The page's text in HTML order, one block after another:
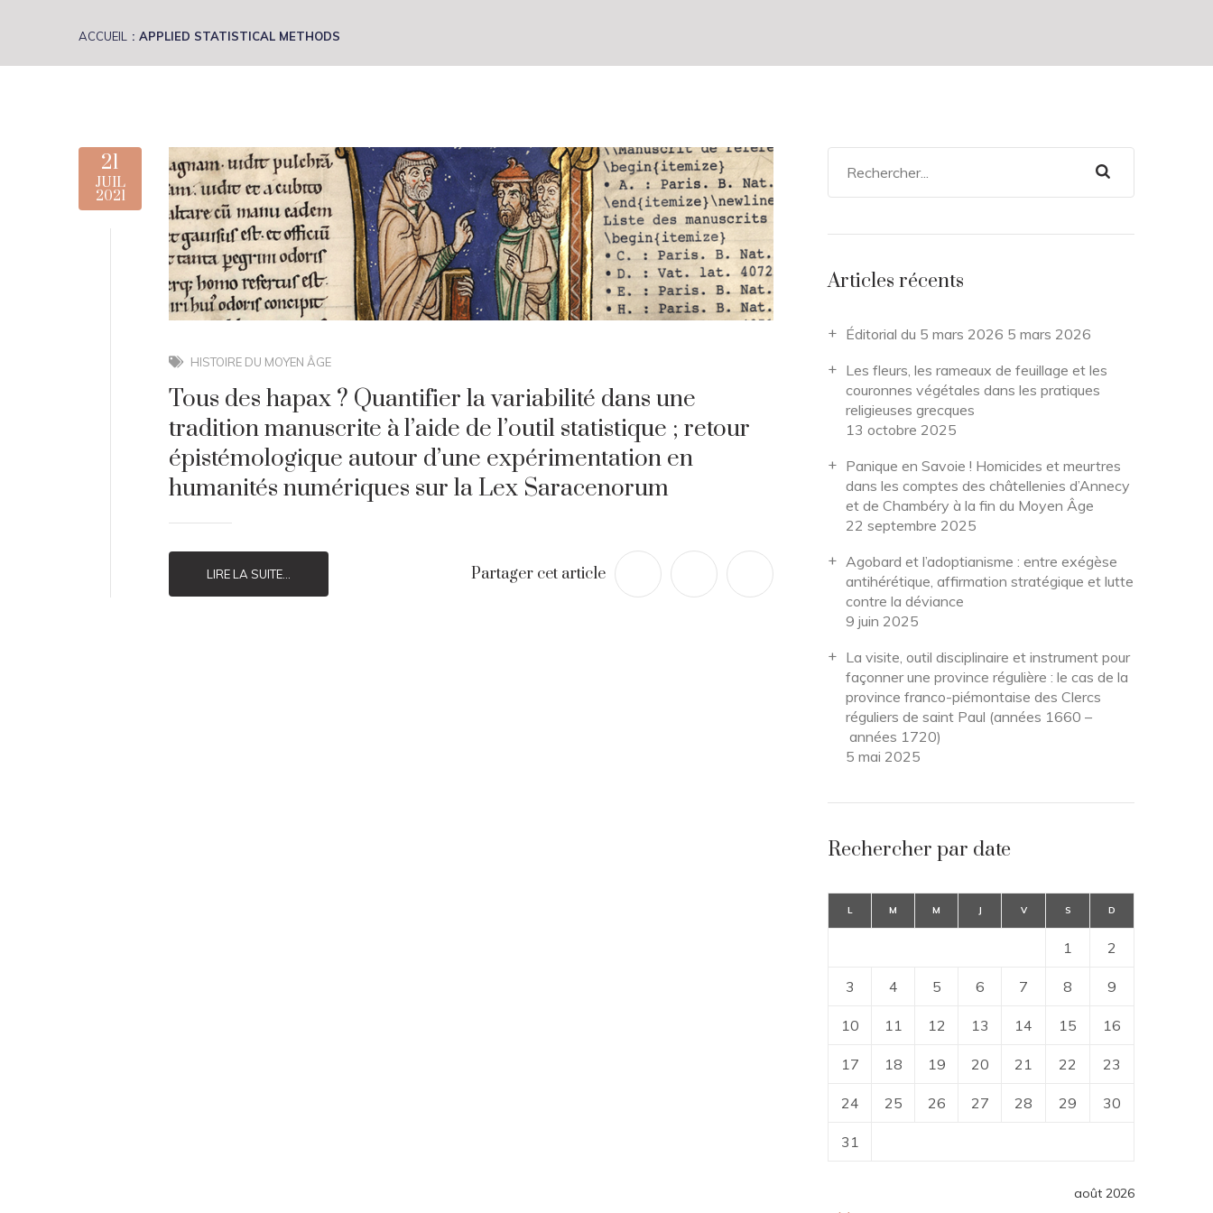
ACCUEIL APPLIED STATISTICAL METHODS
21
JUIL
2021
HISTOIRE DU MOYEN ÂGE
Tous des hapax ? Quantifier la variabilité dans une
tradition manuscrite à l’aide de l’outil statistique ; retour
épistémologique autour d’une expérimentation en
humanités numériques sur la Lex Saracenorum
LIRE LA SUITE... Partager cet article
Articles récents
Éditorial du 5 mars 2026 5 mars 2026
Les fleurs, les rameaux de feuillage et les
couronnes végétales dans les pratiques
religieuses grecques
13 octobre 2025
Panique en Savoie ! Homicides et meurtres
dans les comptes des châtellenies d’Annecy
et de Chambéry à la fin du Moyen Âge
22 septembre 2025
Agobard et l’adoptianisme : entre exégèse
antihérétique, affirmation stratégique et lutte
contre la déviance
9 juin 2025
La visite, outil disciplinaire et instrument pour
façonner une province régulière : le cas de la
province franco-piémontaise des Clercs
réguliers de saint Paul (années 1660 –
années 1720)
5 mai 2025
Rechercher par date
août 2026
L M M J V S D
1 2
3 4 5 6 7 8 9
10 11 12 13 14 15 16
17 18 19 20 21 22 23
24 25 26 27 28 29 30
31